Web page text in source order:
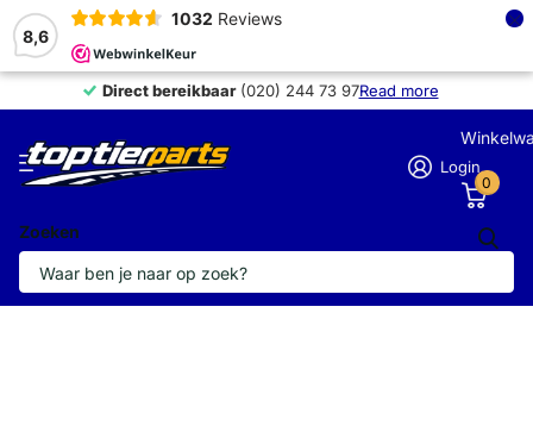
8,6
1032 Reviews ×
Direct bereikbaar(020) 244 73 97Read more
Direct bereikbaar
Zoeken
Login
0